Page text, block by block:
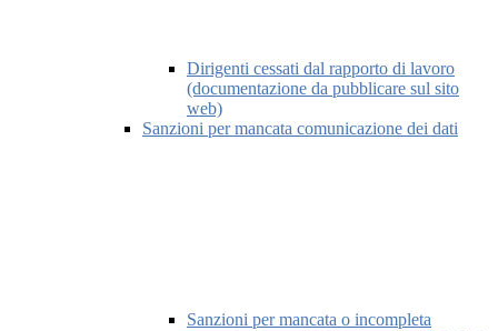
Dirigenti cessati dal rapporto di lavoro
(documentazione da pubblicare sul sito
web)
Sanzioni per mancata comunicazione dei dati
Sanzioni per mancata o incompleta